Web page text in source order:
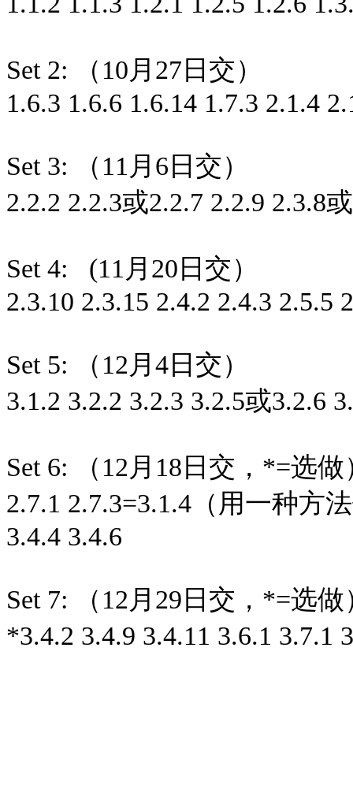
Set 2: （10月27日交）
1.6.3 1.6.6 1.6.14 1.7.3 2.1.4
Set 3: （11月6日交）
2.2.2 2.2.3或2.2.7 2.2.9 2.3.8
Set 4:
(11月20日交）
2.3.10 2.3.15 2.4.2 2.4.3 2.5.5
Set 5: （12月4日交）
3.1.2 3.2.2 3.2.3 3.2.5或3.2.6
Set 6: （12月18日交，*=选做
2.7.1 2.7.3=3.1.4（用一种方
3.4.4 3.4.6
Set 7: （12月29日交，*=选做
*3.4.2 3.4.9 3.4.11 3.6.1 3.7.1